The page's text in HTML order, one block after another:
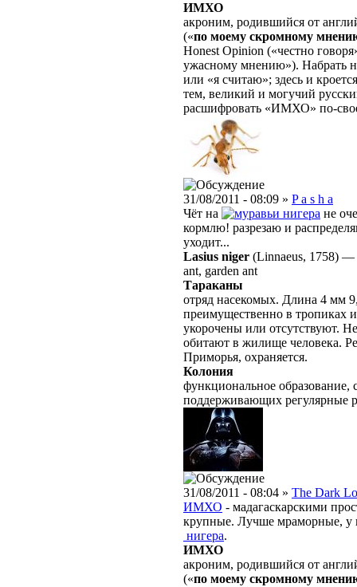
ИМХО
акроним, родившийся от
(«по моему скромному
Honest Opinion («честно
ужасному мнению»). Набрать
или «я считаю»; здесь и
тем, великий и могучий
расшифровать «ИМХО» по-
31/08/2011 - 08:09 » P a s h a
Чёт на
нигера не
кормлю! разрезаю и
уходит...
Lasius niger (Linnaeus, 1758) —
ant, garden ant
Тараканы
отряд насекомых. Длина 4 мм
преимущественно в тропиках
укорочены или отсутствуют.
обитают в жилище человека.
Приморья, охраняется.
Колония
функциональное образование,
поддерживающих регулярные
31/08/2011 - 08:04 » The Dark
ИМХО - мадагаскарскими
крупные. Лучше мраморные, у
нигера.
ИМХО
акроним, родившийся от
(«по моему скромному